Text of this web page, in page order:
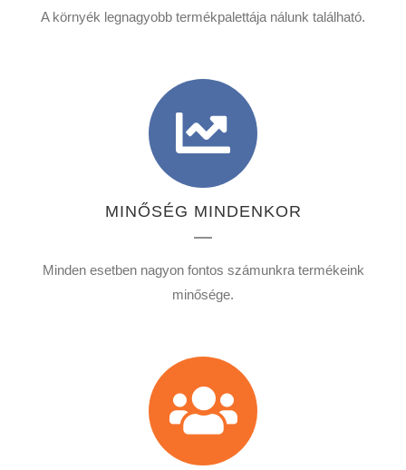
A környék legnagyobb termékpalettája nálunk található.
MINŐSÉG MINDENKOR
Minden esetben nagyon fontos számunkra termékeink
minősége.